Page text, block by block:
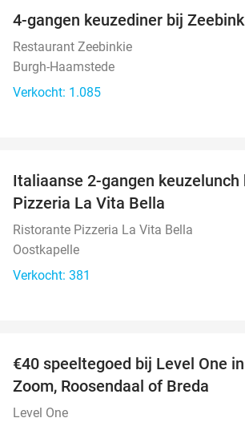
4-gangen keuzediner bij
Restaurant Zeebinkie
Burgh-Haamstede
Verkocht: 1.085
Italiaanse 2-gangen keuzelunch
Pizzeria La Vita Bella
Ristorante Pizzeria La Vita Bella
Oostkapelle
Verkocht: 381
€40 speeltegoed bij Level One
Zoom, Roosendaal of Breda
Level One